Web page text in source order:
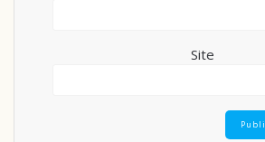
Site